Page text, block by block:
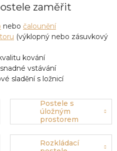
zaměřit
nebo čalounění
(výklopný nebo zásuvkový
kování
vstávání
sladění s ložnicí
Postele s
úložným
prostorem
Rozkládací